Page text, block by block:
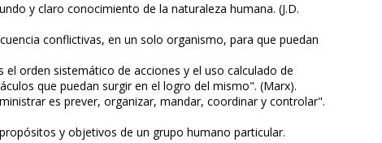
y claro conocimiento de la naturaleza humana. (J.D.
conflictivas, en un solo organismo, para que puedan
orden sistemático de acciones y el uso calculado de
que puedan surgir en el logro del mismo". (Marx).
es prever, organizar, mandar, coordinar y controlar".
y objetivos de un grupo humano particular.